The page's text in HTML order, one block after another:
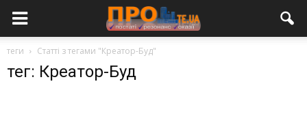
теги Статті з тегами "Креатор-Буд"
тег: Креатор-Буд